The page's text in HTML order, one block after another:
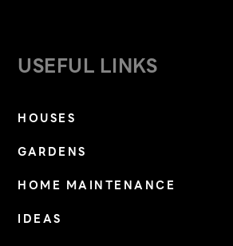
USEFUL LINKS
HOUSES
GARDENS
HOME MAINTENANCE
IDEAS